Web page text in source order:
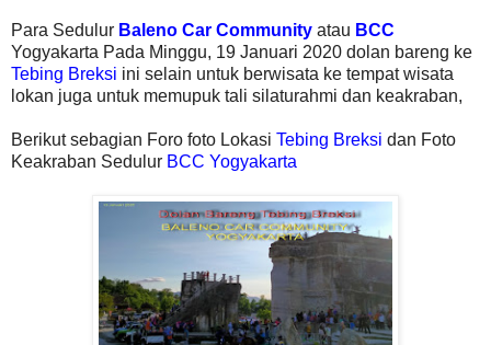
Para Sedulur Baleno Car Community atau BCC
Yogyakarta Pada Minggu, 19 Januari 2020 dolan bareng ke
Tebing Breksi ini selain untuk berwisata ke tempat wisata
lokan juga untuk memupuk tali silaturahmi dan keakraban,
Berikut sebagian Foro foto Lokasi Tebing Breksi dan Foto
Keakraban Sedulur BCC Yogyakarta